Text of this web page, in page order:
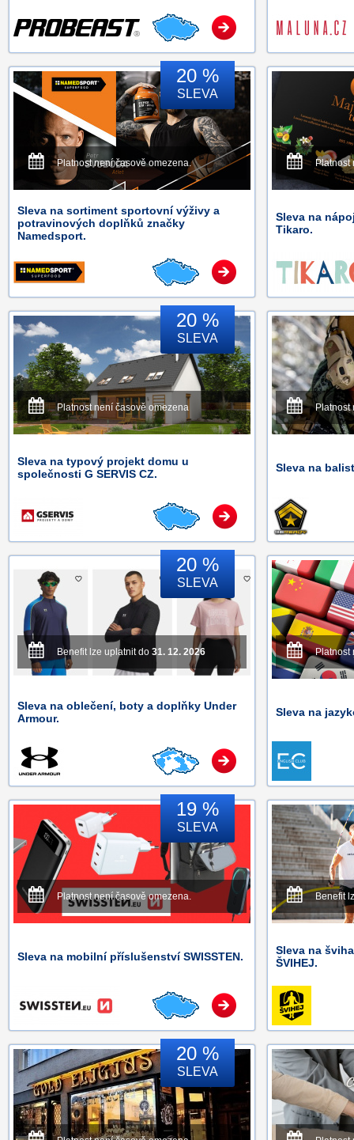
20 %
SLEVA
Platnost není časově omezena.
Sleva na sortiment sportovní výživy a
potravinových doplňků značky
Namedsport.
Platnost
Sleva na
Tikaro.
20 %
SLEVA
Platnost není časově omezena
Sleva na typový projekt domu u
společnosti G SERVIS CZ.
Platnost
Sleva na
20 %
SLEVA
Benefit lze uplatnit do 31. 12. 2026
Sleva na oblečení, boty a doplňky Under
Armour.
Platnost
Sleva na
19 %
SLEVA
Platnost není časově omezena.
Sleva na mobilní příslušenství SWISSTEN.
Benefit
Sleva na
ŠVIHEJ.
20 %
SLEVA